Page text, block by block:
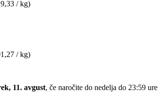
/ kg)
/ kg)
11. avgust, če naročite do nedelja do 23:59 ure